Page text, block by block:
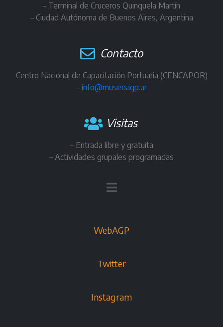
– Terminal de Cruceros Quinquela Martín
– Ciudad Autónoma de Buenos Aires, Argentina
Contacto
Centro Nacional de Capacitación Portuaria (CENCAPOR)
– info@museoagp.ar
Visitas
– Entrada libre y gratuita
– Actividades grupales programadas
WebAGP
Twitter
Instagram